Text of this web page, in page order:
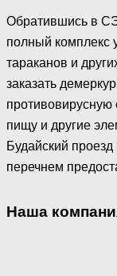
Обратившись в
полный комплекс
тараканов и
заказать
противовирусную
пищу и другие
Будайский
перечнем
Наша